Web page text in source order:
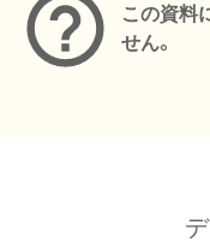
この資料
せん。